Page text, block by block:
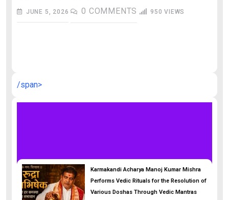
JUNE 5, 2026 0 COMMENTS 950 VIEWS
/span>
Karmakandi Acharya Manoj Kumar Mishra
Performs Vedic Rituals for the Resolution of
Various Doshas Through Vedic Mantras